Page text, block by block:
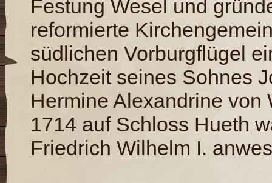
Festung Wesel und
reformierte
südlichen Vorburgflügel
Hochzeit seines Sohnes
Hermine Alexandrine von
1714 auf Schloss Hueth
Friedrich Wilhelm I.